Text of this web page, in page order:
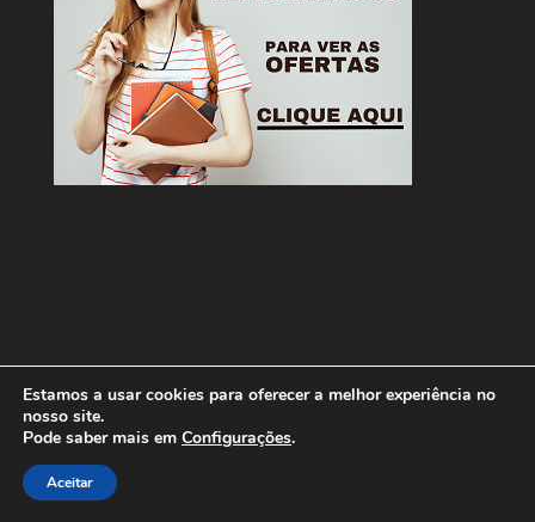
Designed by
Estamos a usar cookies para oferecer a melhor experiência no
nosso site.
Pode saber mais em Configurações.
Aceitar